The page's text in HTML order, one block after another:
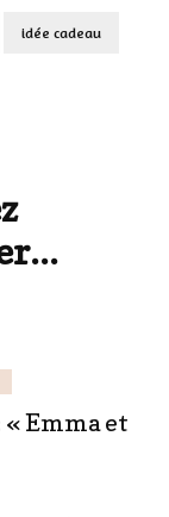
idée cadeau
Emma et